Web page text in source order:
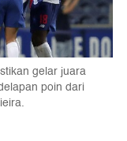
gelar juara
poin dari